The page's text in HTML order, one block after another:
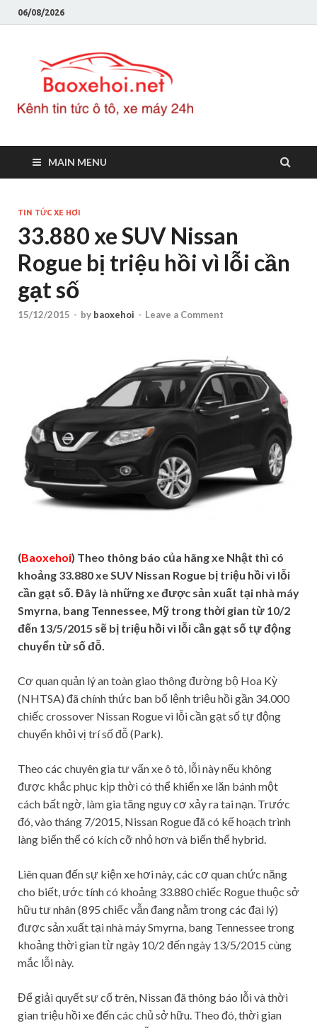
06/08/2026
MAIN MENU
TIN TỨC XE HƠI
33.880 xe SUV Nissan
Rogue bị triệu hồi vì lỗi cần
gạt số
15/12/2015 - by baoxehoi - Leave a Comment
(Baoxehoi) Theo thông báo của hãng xe Nhật thì có
khoảng 33.880 xe SUV Nissan Rogue bị triệu hồi vì lỗi
cần gạt số. Đây là những xe được sản xuất tại nhà máy
Smyrna, bang Tennessee, Mỹ trong thời gian từ 10/2
đến 13/5/2015 sẽ bị triệu hồi vì lỗi cần gạt số tự động
chuyển từ số đỗ.
Cơ quan quản lý an toàn giao thông đường bộ Hoa Kỳ
(NHTSA) đã chính thức ban bố lệnh triệu hồi gần 34.000
chiếc crossover Nissan Rogue vì lỗi cần gạt số tự động
chuyển khỏi vị trí số đỗ (Park).
Theo các chuyên gia tư vấn xe ô tô, lỗi này nếu không
được khắc phục kịp thời có thể khiến xe lăn bánh một
cách bất ngờ, làm gia tăng nguy cơ xảy ra tai nạn. Trước
đó, vào tháng 7/2015, Nissan Rogue đã có kế hoạch trình
làng biến thể có kích cỡ nhỏ hơn và biến thể hybrid.
Liên quan đến sự kiện xe hơi này, các cơ quan chức năng
cho biết, ước tính có khoảng 33.880 chiếc Rogue thuộc sở
hữu tư nhân (895 chiếc vẫn đang nằm trong các đại lý)
được sản xuất tại nhà máy Smyrna, bang Tennessee trong
khoảng thời gian từ ngày 10/2 đến ngày 13/5/2015 cùng
mắc lỗi này.
Để giải quyết sự cố trên, Nissan đã thông báo lỗi và thời
gian triệu hồi xe đến các chủ sở hữu. Theo đó, thời gian